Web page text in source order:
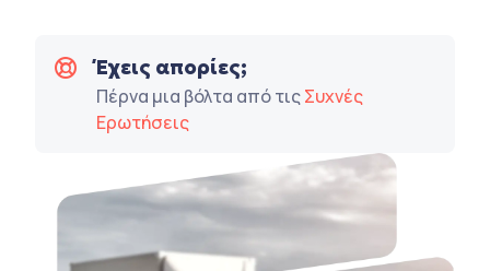
Έχεις απορίες;
Πέρνα μια βόλτα από τιςΣυχνές
Ερωτήσεις